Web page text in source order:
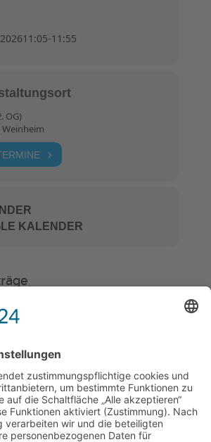
11:05-11:55
OG)
Weinheim
KALENDER
Fußball, Tanz oder